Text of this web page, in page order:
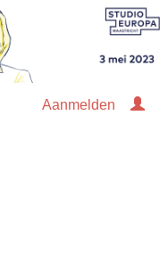
Aanmelden